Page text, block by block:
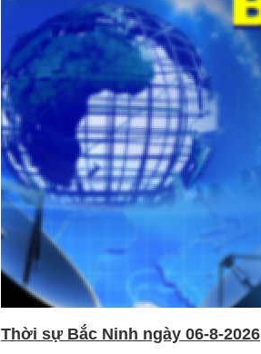
Thời sự Bắc Ninh ngày 06-8-2026